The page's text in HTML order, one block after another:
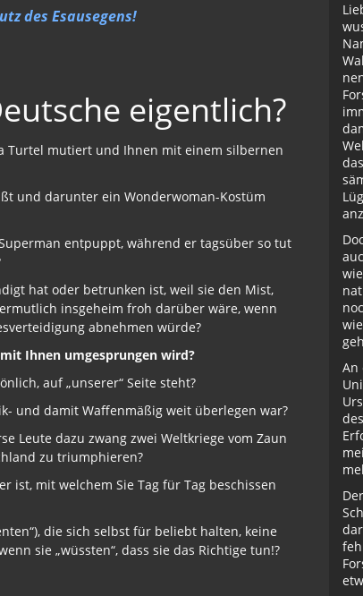
des Esausegens!
eigentlich?
Turtel mutiert und Ihnen mit einem silbernen
und darunter ein Wonderwoman-Kostüm
entpuppt, während er tagsüber so tut
hat oder betrunken ist, weil sie den Mist,
insgeheim froh darüber wäre, wenn
abnehmen würde?
Ihnen umgesprungen wird?
auf „unserer“ Seite steht?
und damit Waffenmäßig weit überlegen war?
Leute dazu zwang zwei Weltkriege vom Zaun
zu triumphieren?
ist, mit welchem Sie Tag für Tag beschissen
die sich selbst für beliebt halten, keine
sie „wüssten“, dass sie das Richtige tun!?
An